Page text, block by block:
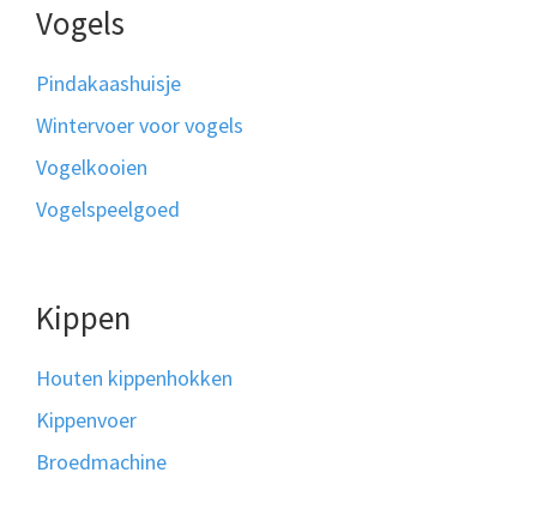
Vogels
Pindakaashuisje
Wintervoer voor vogels
Vogelkooien
Vogelspeelgoed
Kippen
Houten kippenhokken
Kippenvoer
Broedmachine